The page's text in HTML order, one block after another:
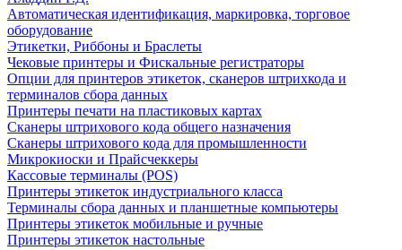
Автоматическая идентификация, маркировка, торговое
оборудование
Этикетки, Риббоны и Браслеты
Чековые принтеры и Фискальные регистраторы
Опции для принтеров этикеток, сканеров штрихкода и
терминалов сбора данных
Принтеры печати на пластиковых картах
Сканеры штрихового кода общего назначения
Сканеры штрихового кода для промышленности
Микрокиоски и Прайсчеккеры
Кассовые терминалы (POS)
Принтеры этикеток индустриального класса
Терминалы сбора данных и планшетные компьютеры
Принтеры этикеток мобильные и ручные
Принтеры этикеток настольные